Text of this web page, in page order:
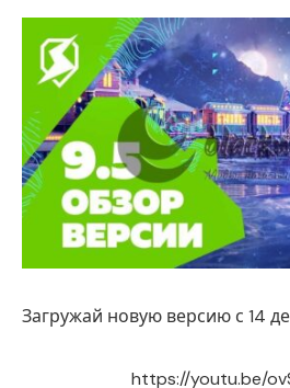
Загружай новую версию с 14
https://youtu.be/